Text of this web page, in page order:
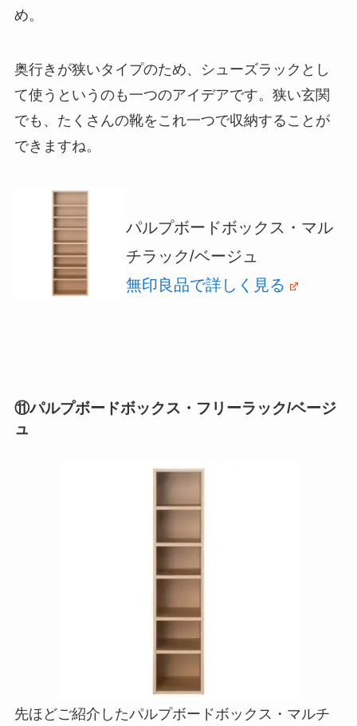
め。
奥行きが狭いタイプのため、シューズラックとし
て使うというのも一つのアイデアです。狭い玄関
でも、たくさんの靴をこれ一つで収納することが
できますね。
パルプボードボックス・マル
チラック/ベージュ
無印良品で詳しく見る
⑪パルプボードボックス・フリーラック/ベージ
ュ
先ほどご紹介したパルプボードボックス・マルチ